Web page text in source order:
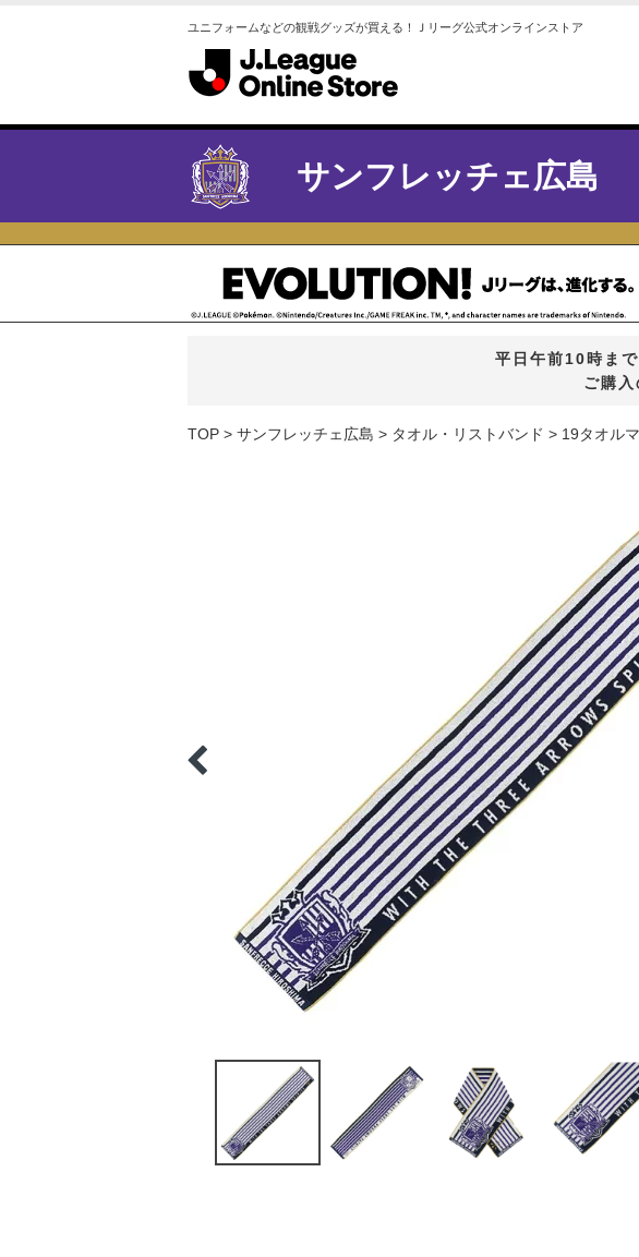
ユニフォームなどの観戦グッズが買える！Ｊリーグ公式オンラインストア
サンフレッチェ広島
平日午前10時ま
ご購
TOP サンフレッチェ広島 タオル・リストバンド 19タオル